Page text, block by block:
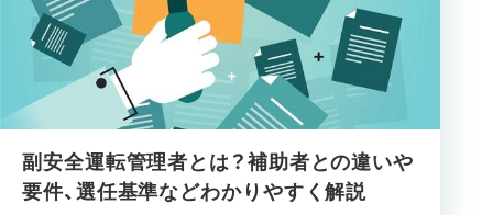
副安全運転管理者とは？補助者との違いや
要件、選任基準などわかりやすく解説